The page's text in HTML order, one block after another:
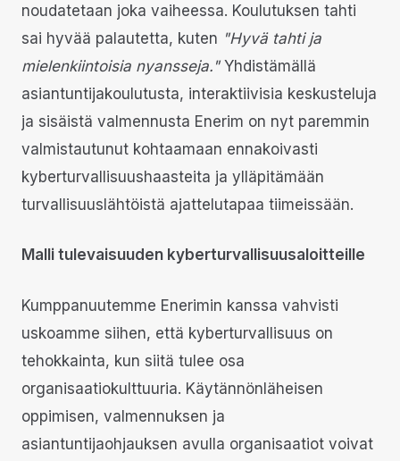
noudatetaan joka vaiheessa. Koulutuksen tahti
sai hyvää palautetta, kuten "Hyvä tahti ja
mielenkiintoisia nyansseja."Yhdistämällä
asiantuntijakoulutusta, interaktiivisia keskusteluja
ja sisäistä valmennusta Enerim on nyt paremmin
valmistautunut kohtaamaan ennakoivasti
kyberturvallisuushaasteita ja ylläpitämään
turvallisuuslähtöistä ajattelutapaa tiimeissään.
Malli tulevaisuuden kyberturvallisuusaloitteille
Kumppanuutemme Enerimin kanssa vahvisti
uskoamme siihen, että kyberturvallisuus on
tehokkainta, kun siitä tulee osa
organisaatiokulttuuria. Käytännönläheisen
oppimisen, valmennuksen ja
asiantuntijaohjauksen avulla organisaatiot voivat